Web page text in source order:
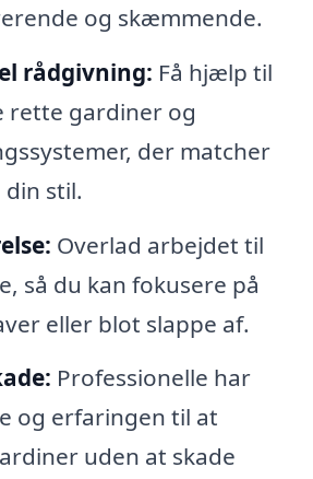
og skæmmende.
rådgivning: Få hjælp til
rette gardiner og
der matcher
stil.
Overlad arbejdet til
så du kan fokusere på
eller blot slappe af.
Professionelle har
og erfaringen til at
uden at skade